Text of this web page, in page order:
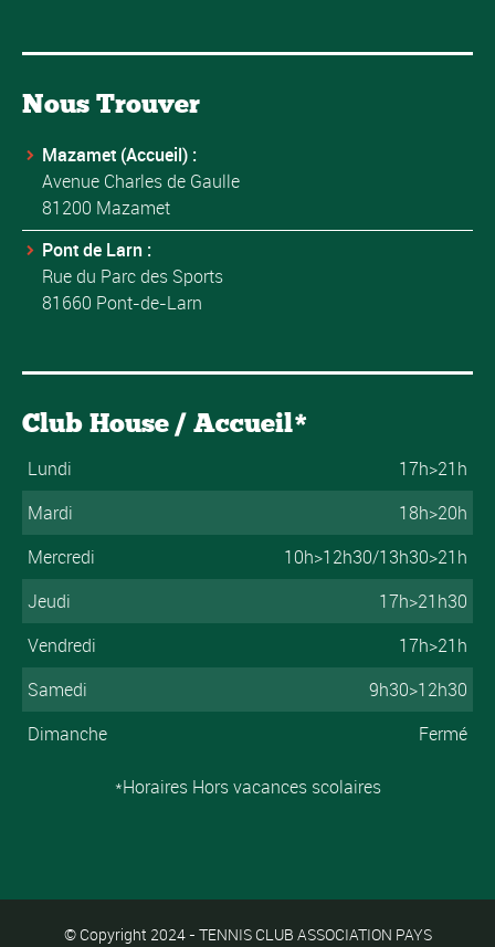
Nous Trouver
Mazamet (Accueil) :
Avenue Charles de Gaulle
81200 Mazamet
Pont de Larn :
Rue du Parc des Sports
81660 Pont-de-Larn
Club House / Accueil*
Lundi
17h>21h
Mardi
18h>20h
Mercredi
10h>12h30/13h30>21h
Jeudi
17h>21h30
Vendredi
17h>21h
Samedi
9h30>12h30
Dimanche
Fermé
*Horaires Hors vacances scolaires
© Copyright 2024 - TENNIS CLUB ASSOCIATION PAYS